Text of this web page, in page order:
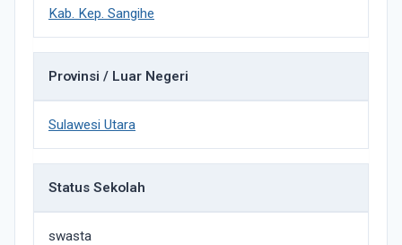
Kab. Kep. Sangihe
Provinsi / Luar Negeri
Sulawesi Utara
Status Sekolah
swasta